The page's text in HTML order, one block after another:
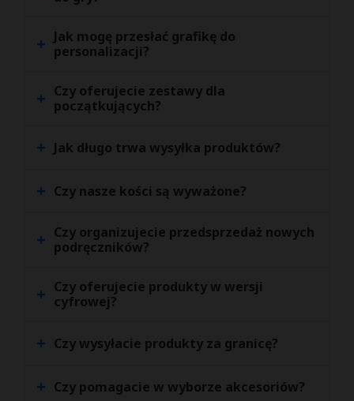
+ Jak mogę przesłać grafikę do
personalizacji?
+ Czy oferujecie zestawy dla
początkujących?
+ Jak długo trwa wysyłka produktów?
+ Czy nasze kości są wyważone?
+ Czy organizujecie przedsprzedaż nowych
podręczników?
+ Czy oferujecie produkty w wersji
cyfrowej?
+ Czy wysyłacie produkty za granicę?
+ Czy pomagacie w wyborze akcesoriów?